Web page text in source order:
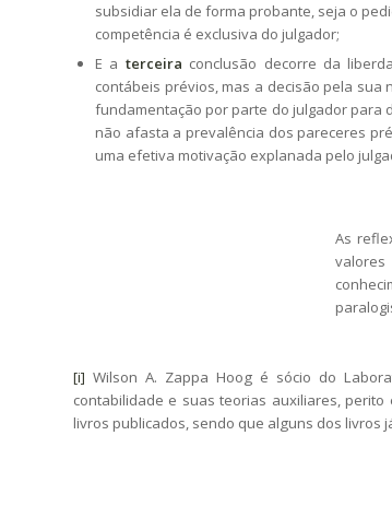
subsidiar ela de forma probante, seja o
competência é exclusiva do julgador;
E a terceira conclusão decorre da
contábeis prévios, mas a decisão pela
fundamentação por parte do julgador para
não afasta a prevalência dos pareceres
uma efetiva motivação explanada pelo
As
[i] Wilson A. Zappa Hoog é sócio do
contabilidade e suas teorias auxiliares,
livros publicados, sendo que alguns dos livros